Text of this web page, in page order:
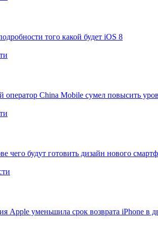
того какой будет iOS 8
оператор China Mobile сумел повысить
чего будут готовить дизайн нового
Apple уменьшила срок возврата iPhone в